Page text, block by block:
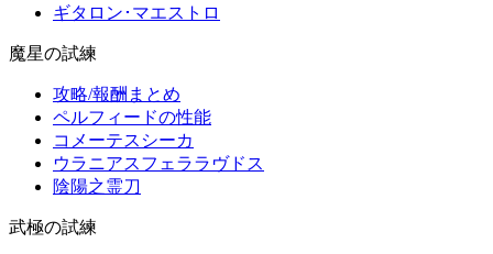
ギタロン･マエストロ
魔星の試練
攻略/報酬まとめ
ペルフィードの性能
コメーテスシーカ
ウラニアスフェララヴドス
陰陽之霊刀
武極の試練